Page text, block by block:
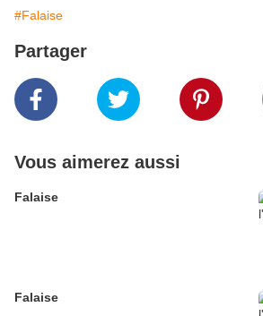
#Falaise
Partager
Vous aimerez aussi
Falaise
Falaise